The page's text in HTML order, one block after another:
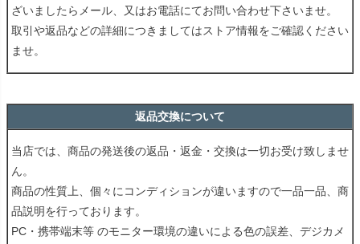
ざいましたらメール、又はお電話にてお問い合わせ下さいませ。
取引や返品などの詳細につきましてはストア情報をご確認ください
ませ。
返品交換について
当店では、商品の発送後の返品・返金・交換は一切お受け致しませ
ん。
商品の性質上、個々にコンディションが違いますので一品一品、商
品説明を行っております。
PC・携帯端末等 のモニター環境の違いによる色の誤差、デジカメ